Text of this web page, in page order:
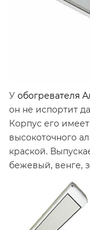
У обогревателя
он не испортит
Корпус его
высокоточного
краской.
бежевый, венге,